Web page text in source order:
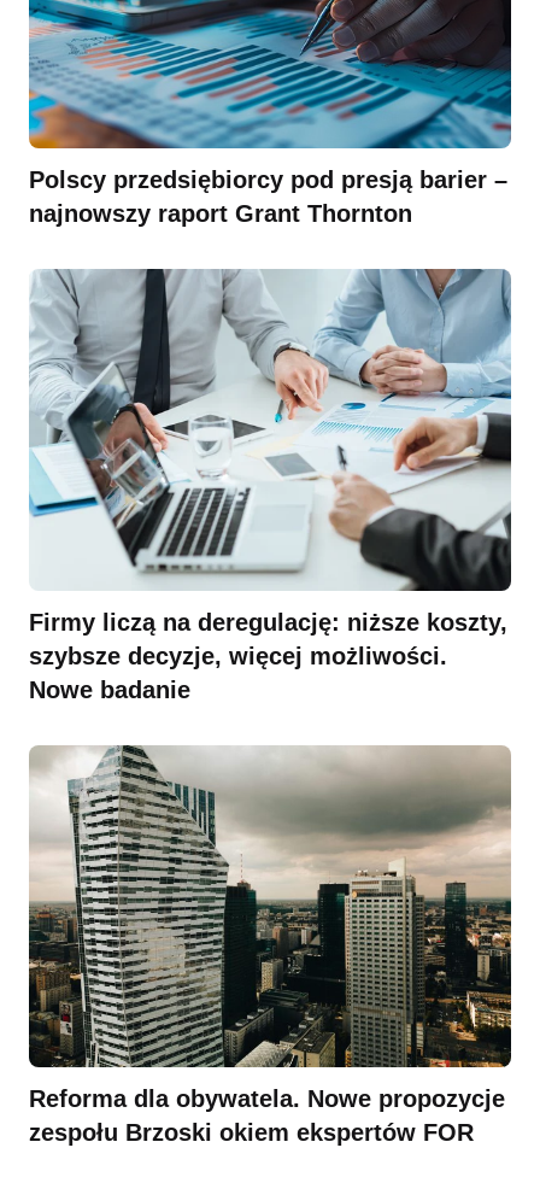
Polscy przedsiębiorcy pod presją barier –
najnowszy raport Grant Thornton
Firmy liczą na deregulację: niższe koszty,
szybsze decyzje, więcej możliwości.
Nowe badanie
Reforma dla obywatela. Nowe propozycje
zespołu Brzoski okiem ekspertów FOR